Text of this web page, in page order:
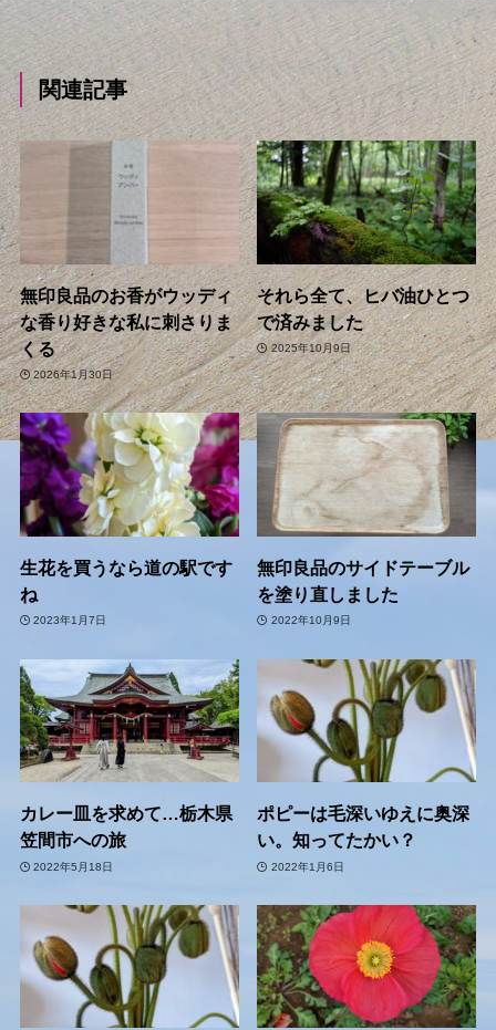
関連記事
無印良品のお香がウッディ
な香り好きな私に刺さりま
くる
2026年1月30日
それら全て、ヒバ油ひとつ
で済みました
2025年10月9日
生花を買うなら道の駅です
ね
2023年1月7日
無印良品のサイドテーブル
を塗り直しました
2022年10月9日
カレー皿を求めて…栃木県
笠間市への旅
2022年5月18日
ポピーは毛深いゆえに奥深
い。知ってたかい？
2022年1月6日